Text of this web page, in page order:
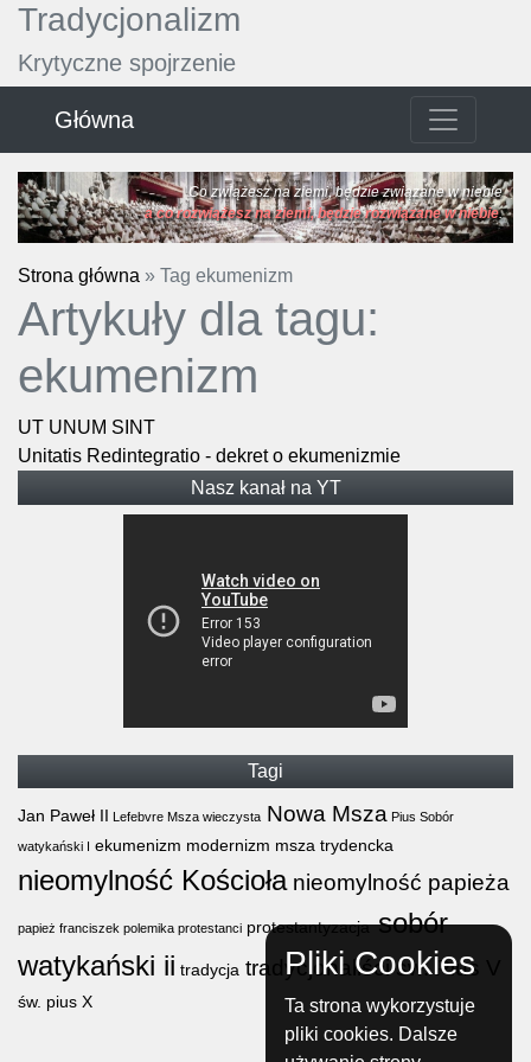
Tradycjonalizm
Krytyczne spojrzenie
Główna
Co zwiążesz na ziemi, będzie związane w niebie
a co rozwiążesz na ziemi, będzie rozwiązane w niebie.
Strona główna » Tag ekumenizm
Artykuły dla tagu:
ekumenizm
UT UNUM SINT
Unitatis Redintegratio - dekret o ekumenizmie
Nasz kanał na YT
Tagi
Jan Paweł II Lefebvre Msza wieczysta Nowa Msza Pius Sobór
watykański I ekumenizm modernizm msza trydencka
nieomylność Kościołanieomylność papieża
papież franciszek polemika protestanci protestantyzacjasobór
watykański ii tradycja tradycjonaliściśw. Pius V
św. pius X
Pliki Cookies
Ta strona wykorzystuje
pliki cookies. Dalsze